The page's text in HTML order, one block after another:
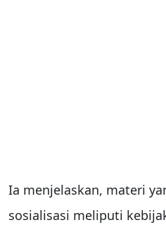
Ia menjelaskan, materi
sosialisasi meliputi